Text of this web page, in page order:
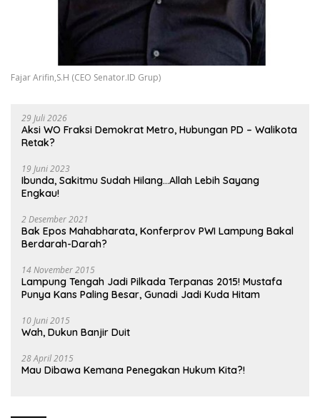
Fajar Arifin,S.H (CEO Senator.ID Grup)
29 Juli 2026
Aksi WO Fraksi Demokrat Metro, Hubungan PD – Walikota
Retak?
19 Juni 2023
Ibunda, Sakitmu Sudah Hilang…Allah Lebih Sayang
Engkau!
2 Desember 2021
Bak Epos Mahabharata, Konferprov PWI Lampung Bakal
Berdarah-Darah?
14 November 2015
Lampung Tengah Jadi Pilkada Terpanas 2015! Mustafa
Punya Kans Paling Besar, Gunadi Jadi Kuda Hitam
10 Juni 2015
Wah, Dukun Banjir Duit
28 April 2015
Mau Dibawa Kemana Penegakan Hukum Kita?!